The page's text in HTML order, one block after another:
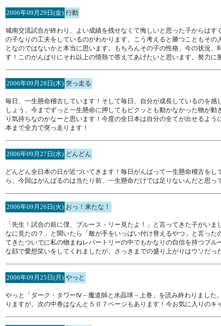
2006年09月29日(金) 行動
城南交流試合が終わり、よい成績を残せなくて悔しいと思った子からは
の子なりの工夫をしているのがわかります。こう考えると勝つこともそ
となのではないかと本当に思います。もちろんその子の性格、今の状況
す！このがんばりにそれ以上の情熱で答えてあげたいと思います。努力
2006年09月28日(木) 突っ走る
毎日、一生懸命稽古しています！そして毎日、自分が成長しているのを
しょう、今までずっと一生懸命に押してもピクッとも動かなかった物が
り気持ちなのかなーと思います！今度の全日本は自分の全てが出せるよ
本まで全力で突っ走ります！
2006年09月27日(水) どんどん
どんどん全日本の日が近づいてきます！毎日がんばって一生懸命稽古を
ら、今回はがんばるのは当たり前、一生懸命だけでは足りないんだと思っ
2006年09月26日(火) おっ！来たな！
「先生！試合の前に僕、ブルース・リー見たよ！」と言ってきた子がい
なに見たの？」と聞いたら「敵が手をいっぱい付け替えるやつ」と言っ
てきたついでに私の物まねレパートリーの中でもかなりの自信を持つブ
な顔で愛想笑いをしてくれましたが。さっきまでの盛り上がりはウソだっ
2006年09月25日(月) やっと
やっと「ダーク・タワーⅣ－魔道師と水晶球－上巻」を読み終わりまし
りますが。次の中巻はなんと５０７ページもあります！今お気に入りの